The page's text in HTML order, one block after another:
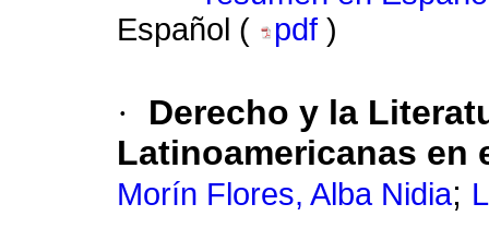
Español (
pdf )
·
Derecho y la
Latinoamericanas en
Morín Flores, Alba Nidia;